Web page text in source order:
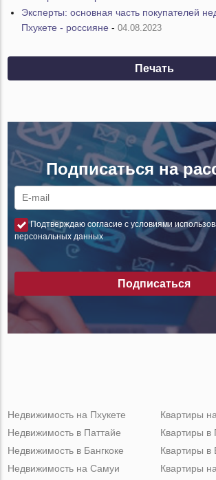
Эксперты: основная часть покупателей
Пхукете - россияне -04.08.2023
Печать
Подписаться на
Подтверждаю согласие с условиями
персональных данных
Подписаться
Недвижимость на Пхукете
Недвижимость в Паттайе
Недвижимость в Бангкоке
Недвижимость на Самуи
Квартиры
Квартиры в
Квартиры в
Квартиры